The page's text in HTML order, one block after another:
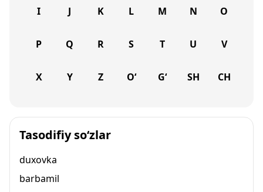
I J K L M N O
P Q R S T U V
X Y Z O‘ G‘ SH CH
Tasodifiy so‘zlar
duxovka
barbamil